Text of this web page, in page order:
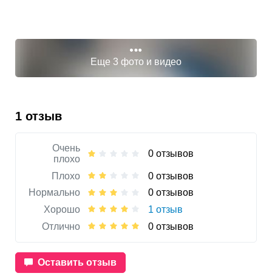
Еще 3 фото и видео
1 отзыв
Очень
плохо
0 отзывов
Плохо
0 отзывов
Нормально
0 отзывов
Хорошо
1 отзыв
Отлично
0 отзывов
Оставить отзыв